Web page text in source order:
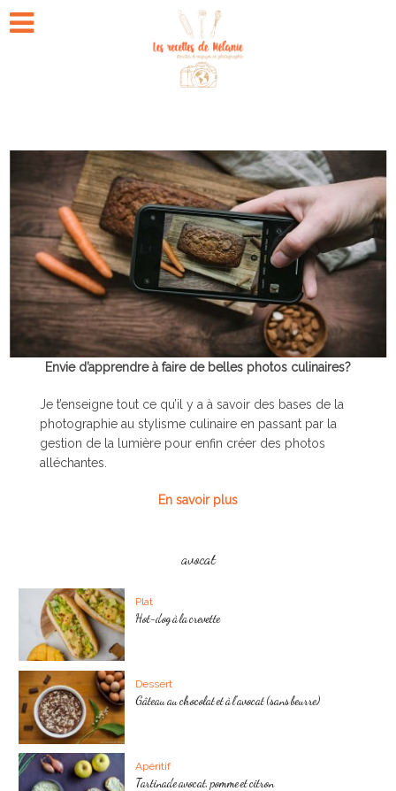
Envie d’apprendre à faire de belles photos culinaires?
Je t’enseigne tout ce qu’il y a à savoir des bases de la
photographie au stylisme culinaire en passant par la
gestion de la lumière pour enfin créer des photos
alléchantes.
En savoir plus
avocat
Plat
Hot-dog à la crevette
Dessert
Gâteau au chocolat et à l’avocat (sans beurre)
Apéritif
Tartinade avocat, pomme et citron